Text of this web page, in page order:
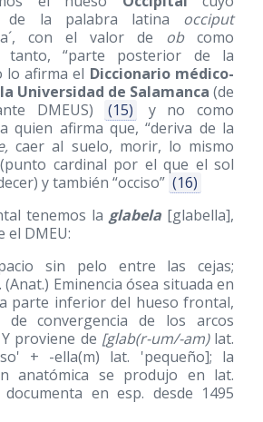
de la palabra latina occiput
con el valor de ob como
tanto, “parte posterior de la
lo afirma el Diccionario médico-
Universidad de Salamanca (de
DMEUS)
(15)
y no como
quien afirma que, “deriva de la
caer al suelo, morir, lo mismo
(punto cardinal por el que el sol
y también “occiso” (16)
tenemos la glabela [glabella],
el DMEU:
sin pelo entre las cejas;
(Anat.) Eminencia ósea situada en
parte inferior del hueso frontal,
convergencia de los arcos
proviene de [glab(r-um/-am) lat.
+ -ella(m) lat. 'pequeño]; la
anatómica se produjo en lat.
en esp. desde 1495